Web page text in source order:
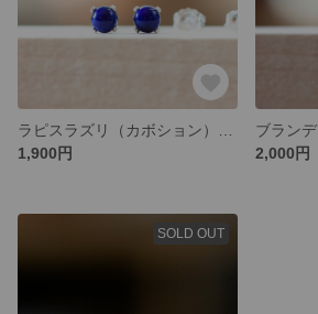
1,900円
2,000円
SOLD OUT